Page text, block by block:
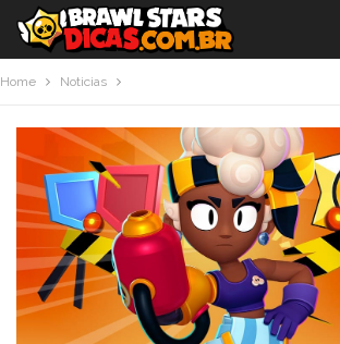
Home Noticias